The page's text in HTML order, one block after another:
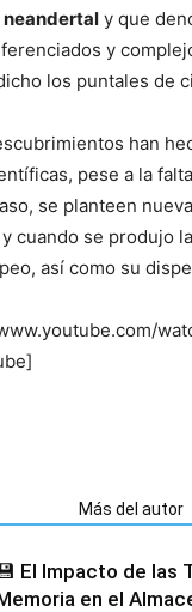
y que
y
los puntales de
han
pese a la
se planteen
cuando se produjo
así como su
Más del autor
El Impacto de las
en el